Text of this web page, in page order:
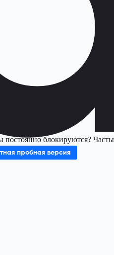
постоянно блокируются?
пробная версия